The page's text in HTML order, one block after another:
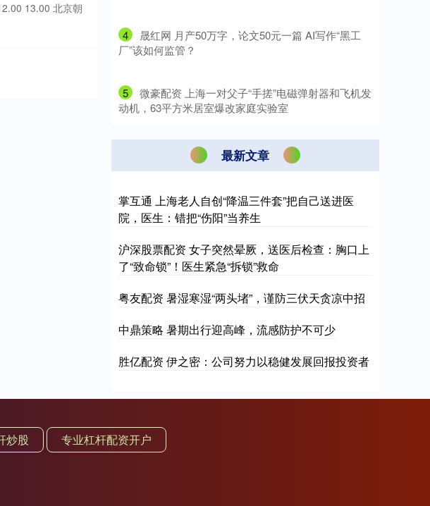
13.00 北京朝
4
​晟红网 月产50万字，论文50元一篇 AI写作“黑工
厂”该如何监管？
5
​微豪配资 上海一对父子“手搓”电磁弹射器和飞机发
动机，63平方米居室爆改家庭实验室
最新文章
掌互通 上海老人自创“降温三件套”把自己送进医
院，医生：错把“伤阳”当养生
沪深股票配资 女子突然晕厥，送医后检查：胸口上
了“致命锁”！医生紧急“拆锁”救命
粤友配资 暑湿寒湿“两头堵”，谨防三伏天贪凉中招
中鼎策略 暑期出行迎高峰，流感防护不可少
胜亿配资 伊之密：公司努力以稳健发展回报投资者
炒股 专业杠杆配资开户